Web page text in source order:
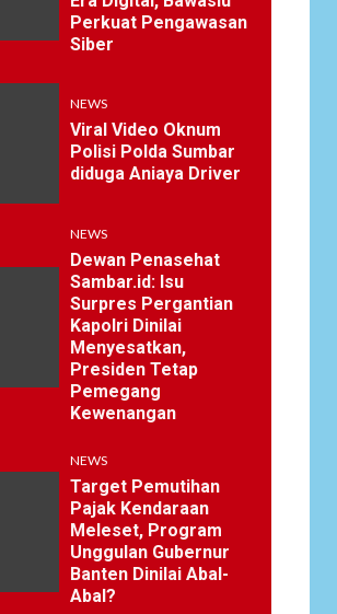
Perkuat Pengawasan
Siber
NEWS
Viral Video Oknum
Polisi Polda Sumbar
diduga Aniaya Driver
NEWS
Dewan Penasehat
Sambar.id: Isu
Surpres Pergantian
Kapolri Dinilai
Menyesatkan,
Presiden Tetap
Pemegang
Kewenangan
NEWS
Target Pemutihan
Pajak Kendaraan
Meleset, Program
Unggulan Gubernur
Banten Dinilai Abal-
Abal?